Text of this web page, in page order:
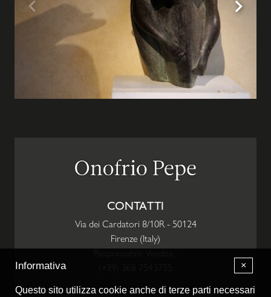
CONTATTI
Via dei Cardatori 8/10R- 50124
Firenze (Italy)
×
Informativa
Questo sito utilizza cookie anche di terze parti necessari